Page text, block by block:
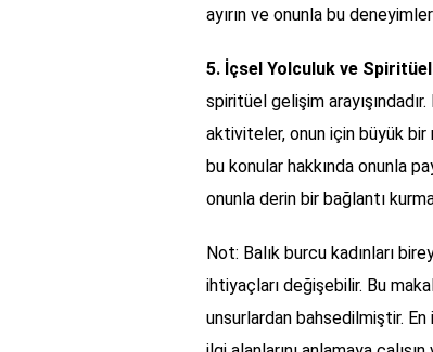
ayırın ve onunla bu
5. İçsel Yolculuk ve
spiritüel gelişim
aktiviteler, onun için büyük
bu konular hakkında onunla
onunla derin bir bağlantı
Not: Balık burcu kadınları
ihtiyaçları değişebilir. Bu
unsurlardan bahsedilmiştir.